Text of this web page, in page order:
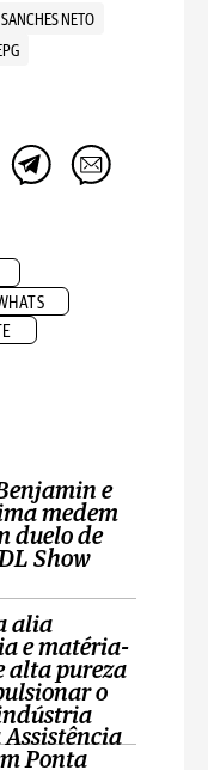
NETO
e
medem
duelo de
Show
alia
e matéria-
alta pureza
o
Assistência
Ponta